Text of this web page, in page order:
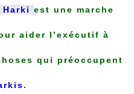
Harki est une marche
aider l’exécutif à
qui préoccupent
.